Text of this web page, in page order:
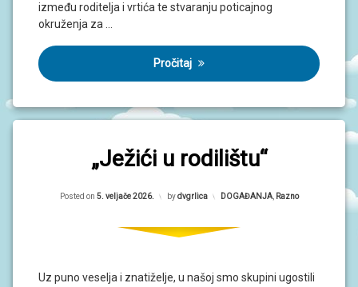
između roditelja i vrtića te stvaranju poticajnog
okruženja za …
Pročitaj
„Ježići u rodilištu“
Posted on 5. veljače 2026. bydvgrlica Kategorije:
DOGAĐANJA, Razno
Uz puno veselja i znatiželje, u našoj smo skupini ugostili